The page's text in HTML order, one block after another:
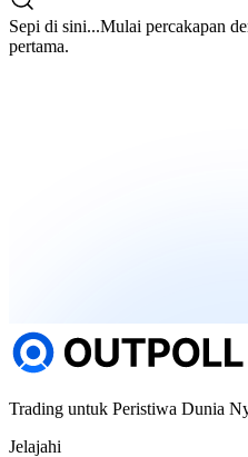
Sepi di sini...Mulai percakapan
pertama.
Trading untuk Peristiwa Dunia
Jelajahi